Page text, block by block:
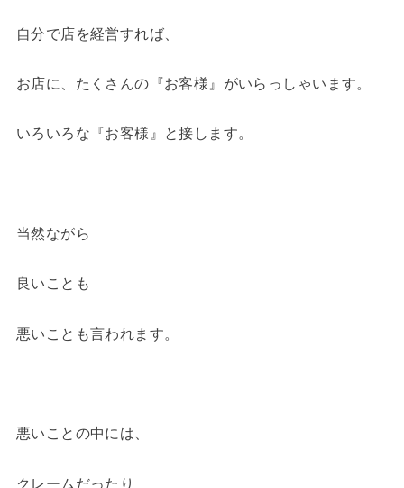
自分で店を経営すれば、
お店に、たくさんの『お客様』がいらっしゃいます。
いろいろな『お客様』と接します。
当然ながら
良いことも
悪いことも言われます。
悪いことの中には、
クレームだったり